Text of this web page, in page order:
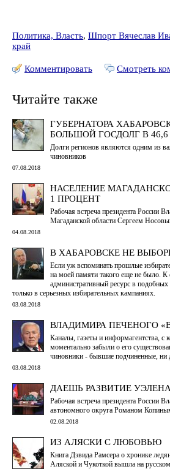
Политика, Власть, Шпорт Вячеслав
край
Комментировать Смотреть
Читайте также
ГУБЕРНАТОРА
БОЛЬШОЙ ГОСДОЛГ В
Долги регионов являются одним из
чиновников
07.08.2018
НАСЕЛЕНИЕ
1 ПРОЦЕНТ
Рабочая встреча президента России
Магаданской области Сергеем
04.08.2018
В ХАБАРОВСКЕ НЕ
Если уж вспоминать прошлые
на моей памяти такого еще не было. К
административный ресурс в подобных
только в серьезных избирательных кампаниях.
03.08.2018
ВЛАДИМИРА ПЕЧЕНОГО
Каналы, газеты и информагентства, с
моментально забыли о его
чиновники - бывшие подчиненные, ни
03.08.2018
ДАЕШЬ РАЗВИТИЕ
Рабочая встреча президента России
автономного округа Романом
02.08.2018
ИЗ АЛЯСКИ С ЛЮБОВЬЮ
Книга Дэвида Рамсера о хронике
Аляской и Чукоткой вышла на